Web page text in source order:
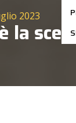
2023
la